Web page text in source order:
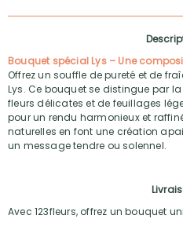
Bouquet spécial Lys – Une
Offrez un souffle de pureté et de
Lys. Ce bouquet se distingue par
fleurs délicates et de feuillages
pour un rendu harmonieux et
naturelles en font une création
un message tendre ou solennel.
Avec 123fleurs, offrez un bouquet